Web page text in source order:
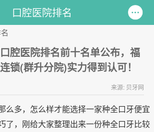
口腔医院排名
腔医院排名前十名单公布，福
锁(群升分院)实力得到认可！
来源: 贝牙网
么多，怎么样才能选择一家种全口牙便宜
了，刚给大家整理出来一份种全口牙比较